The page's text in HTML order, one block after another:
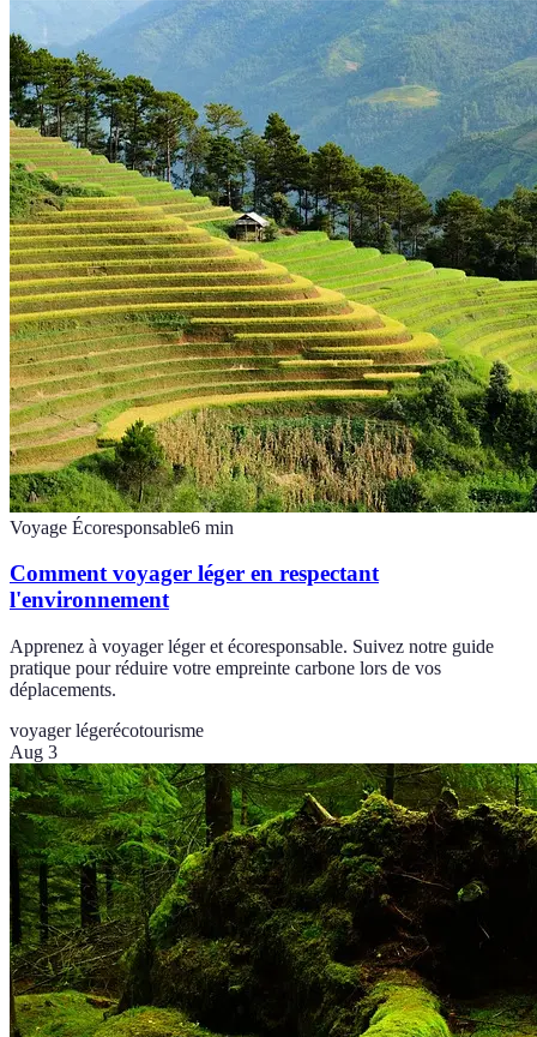
Voyage Écoresponsable6 min
Comment voyager léger en respectant
l'environnement
Apprenez à voyager léger et écoresponsable. Suivez notre guide
pratique pour réduire votre empreinte carbone lors de vos
déplacements.
voyager légerécotourisme
Aug 3